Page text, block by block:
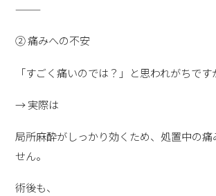
⸻
② 痛みへの不安
「すごく痛いのでは？」と思われがちです
→ 実際は
局所麻酔がしっかり効くため、処置中の痛
せん。
術後も、